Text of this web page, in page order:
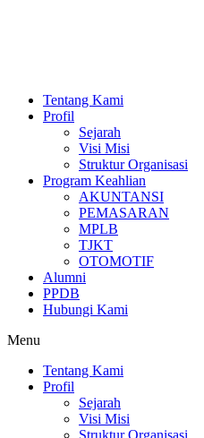
Tentang Kami
Profil
Sejarah
Visi Misi
Struktur Organisasi
Program Keahlian
AKUNTANSI
PEMASARAN
MPLB
TJKT
OTOMOTIF
Alumni
PPDB
Hubungi Kami
Menu
Tentang Kami
Profil
Sejarah
Visi Misi
Struktur Organisasi